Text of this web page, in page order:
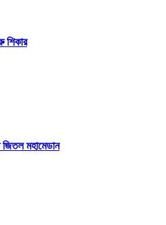
শিকার
জিতল মহামেডান